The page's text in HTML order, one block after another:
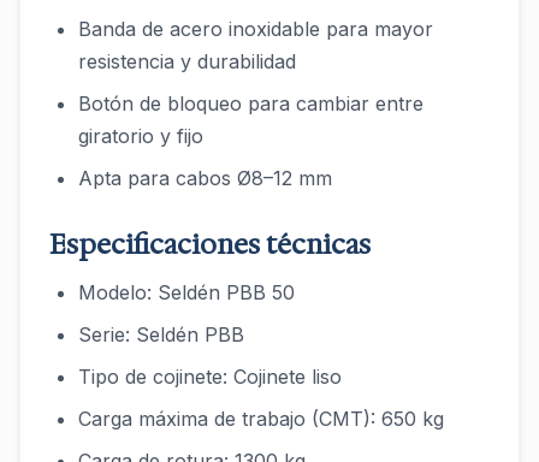
Banda de acero inoxidable para mayor
resistencia y durabilidad
Botón de bloqueo para cambiar entre
giratorio y fijo
Apta para cabos Ø8–12 mm
Especificaciones técnicas
Modelo: Seldén PBB 50
Serie: Seldén PBB
Tipo de cojinete: Cojinete liso
Carga máxima de trabajo (CMT): 650 kg